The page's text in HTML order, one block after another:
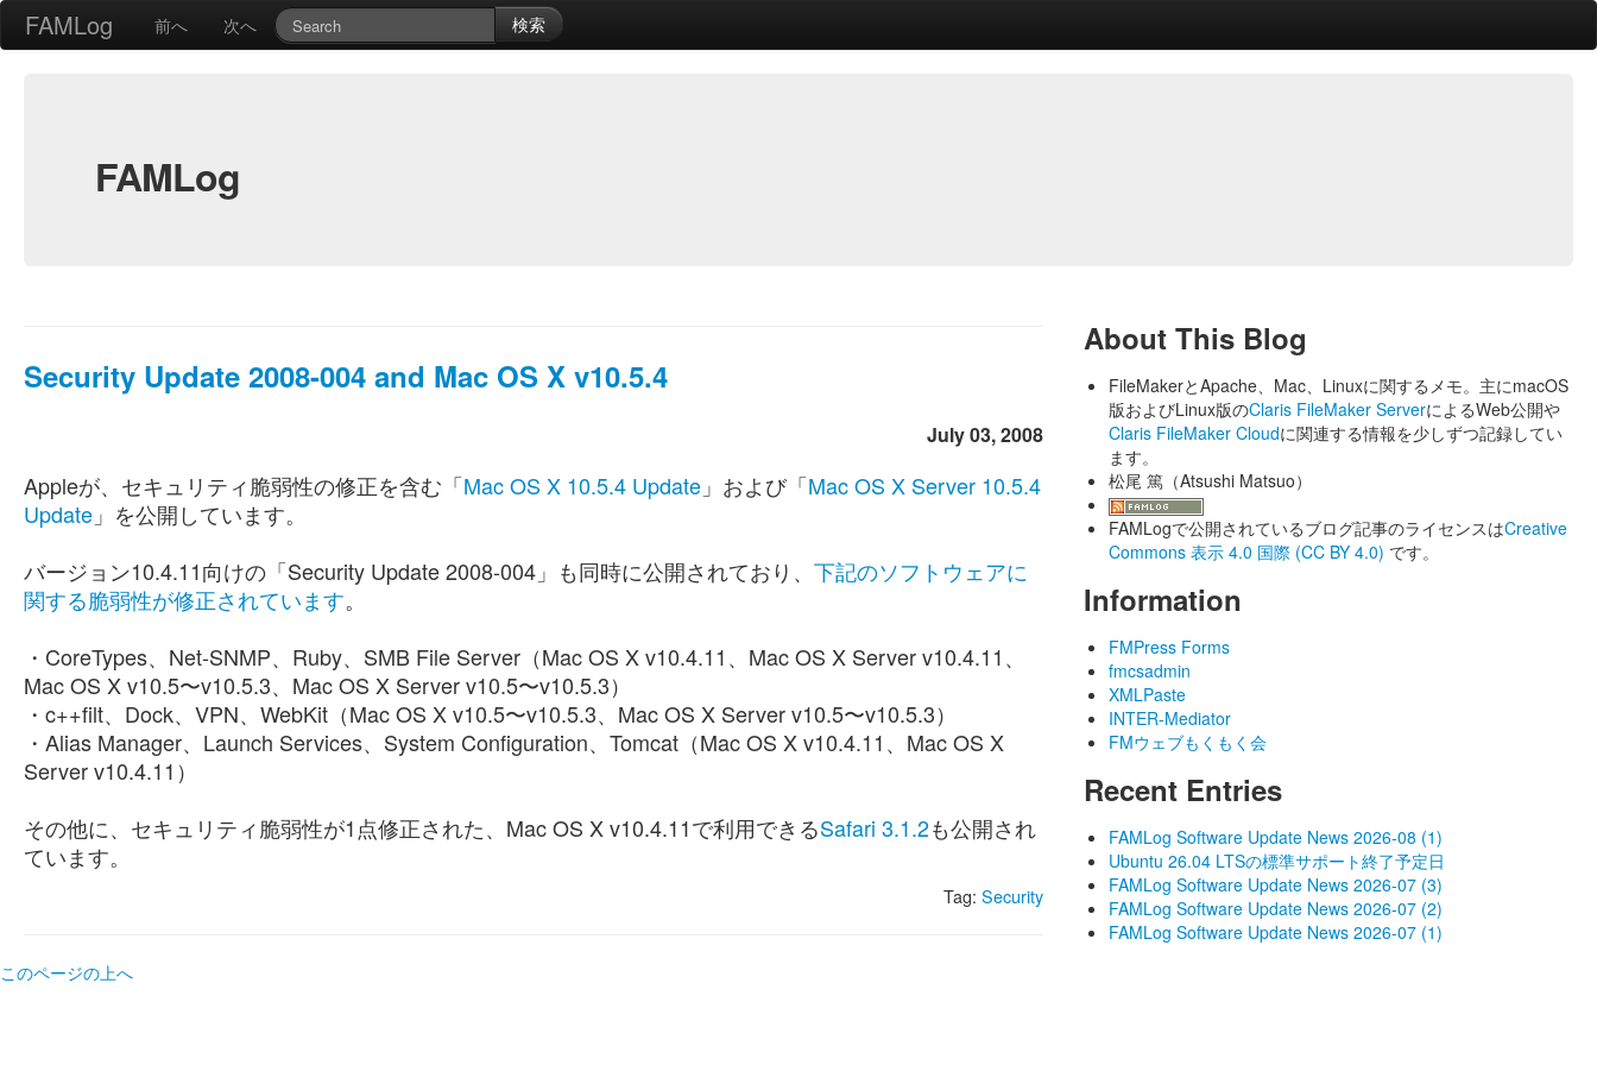
FAMLog 前へ 次へ 検索
FAMLog
Security Update 2008-004 and Mac OS X v10.5.4
July 03, 2008
Appleが、セキュリティ脆弱性の修正を含む「Mac OS X 10.5.4 Update 」および「Mac OS X Server 10.5.4
Update 」を公開しています。
バージョン10.4.11向けの「Security Update 2008-004」も同時に公開されており、 下記のソフトウェアに
関する脆弱性が修正されています。
・CoreTypes、Net-SNMP、Ruby、SMB File Server（Mac OS X v10.4.11、Mac OS X Server v10.4.11、
Mac OS X v10.5〜v10.5.3、Mac OS X Server v10.5〜v10.5.3）
・c++filt、Dock、VPN、WebKit（Mac OS X v10.5〜v10.5.3、Mac OS X Server v10.5〜v10.5.3）
・Alias Manager、Launch Services、System Configuration、Tomcat（Mac OS X v10.4.11、Mac OS X
Server v10.4.11）
その他に、セキュリティ脆弱性が1点修正された、Mac OS X v10.4.11で利用できるSafari 3.1.2も公開され
ています。
Tag:Security
About This Blog
FileMakerとApache、Mac、Linuxに関するメモ。主にmacOS
版およびLinux版のClaris FileMaker ServerによるWeb公開や
Claris FileMaker Cloudに関連する情報を少しずつ記録してい
ます。
松尾 篤（Atsushi Matsuo）
FAMLogで公開されているブログ記事のライセンスはCreative
Commons 表示 4.0 国際 (CC BY 4.0) です。
Information
FMPress Forms
fmcsadmin
XMLPaste
INTER-Mediator
FMウェブもくもく会
Recent Entries
FAMLog Software Update News 2026-08 (1)
Ubuntu 26.04 LTSの標準サポート終了予定日
FAMLog Software Update News 2026-07 (3)
FAMLog Software Update News 2026-07 (2)
FAMLog Software Update News 2026-07 (1)
このページの上へ